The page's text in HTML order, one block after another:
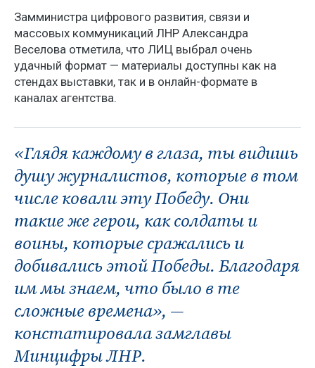
Замминистра цифрового развития, связи и
массовых коммуникаций ЛНР Александра
Веселова отметила, что ЛИЦ выбрал очень
удачный формат — материалы доступны как на
стендах выставки, так и в онлайн-формате в
каналах агентства.
«Глядя каждому в глаза, ты видишь
душу журналистов, которые в том
числе ковали эту Победу. Они
такие же герои, как солдаты и
воины, которые сражались и
добивались этой Победы. Благодаря
им мы знаем, что было в те
сложные времена», —
констатировала замглавы
Минцифры ЛНР.